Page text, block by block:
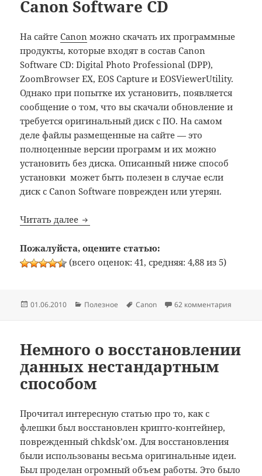
Canon Software CD
На сайтеCanon можно скачать их программные
продукты, которые входят в состав Canon
Software CD: Digital Photo Professional (DPP),
ZoomBrowser EX, EOS Capture и EOSViewerUtility.
Однако при попытке их установить, появляется
сообщение о том, что вы скачали обновление и
требуется оригинальный диск с ПО. На самом
деле файлы размещенные на сайте — это
полноценные версии программ и их можно
установить без диска. Описанный ниже способ
установки может быть полезен в случае если
диск с Canon Software поврежден или утерян.
Читать далее Как скачать и установить Digital Photo
Пожалуйста, оцените статью:
(всего оценок: 41, средняя: 4,88 из 5)
Опубликовано
01.06.2010 Рубрики
Полезное Метки
Canon 62 комментария
Немного о восстановлении
данных нестандартным
способом
Прочитал интересную статью про то, как с
флешки был восстановлен крипто-контейнер,
поврежденный chkdsk’ом. Для восстановления
были использованы весьма оригинальные идеи.
Был проделан огромный объем работы. Это было